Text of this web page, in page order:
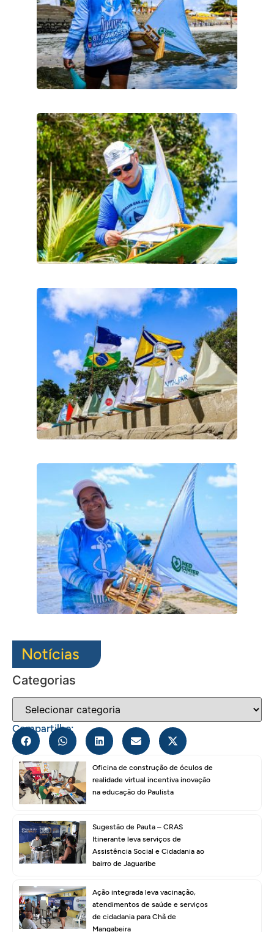
Notícias
Categorias
Compartilhe:
Oficina de construção de óculos de
realidade virtual incentiva inovação
na educação do Paulista
Sugestão de Pauta – CRAS
Itinerante leva serviços de
Assistência Social e Cidadania ao
bairro de Jaguaribe
Ação integrada leva vacinação,
atendimentos de saúde e serviços
de cidadania para Chã de
Mangabeira